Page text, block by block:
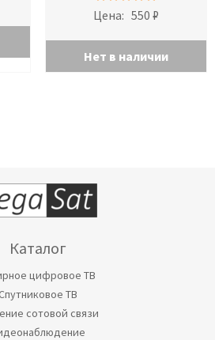
Цена: 550 ₽
Нет в наличии
Каталог
цифровое ТВ
ТВ
сотовой связи